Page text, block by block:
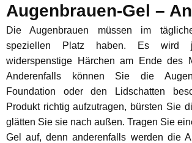
Augenbrauen-Gel –
Die Augenbrauen müssen im
speziellen Platz haben. Es wird
widerspenstige Härchen am Ende des
Anderenfalls können Sie die
Foundation oder den Lidschatten
Produkt richtig aufzutragen, bürsten Sie
glätten Sie sie nach außen. Tragen Sie
Gel auf, denn anderenfalls werden die